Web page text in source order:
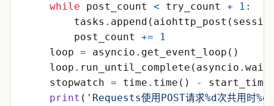
while
post_count < try_count + 1 :
tasks . append ( aiohttp_post (
post_count
+=
1
loop = asyncio . get_event_loop ( )
loop . run_until_complete ( asyncio . wait
stopwatch = time . time ( ) -
start_time
print ( ' Requests使用POST请求%d次共用时%d